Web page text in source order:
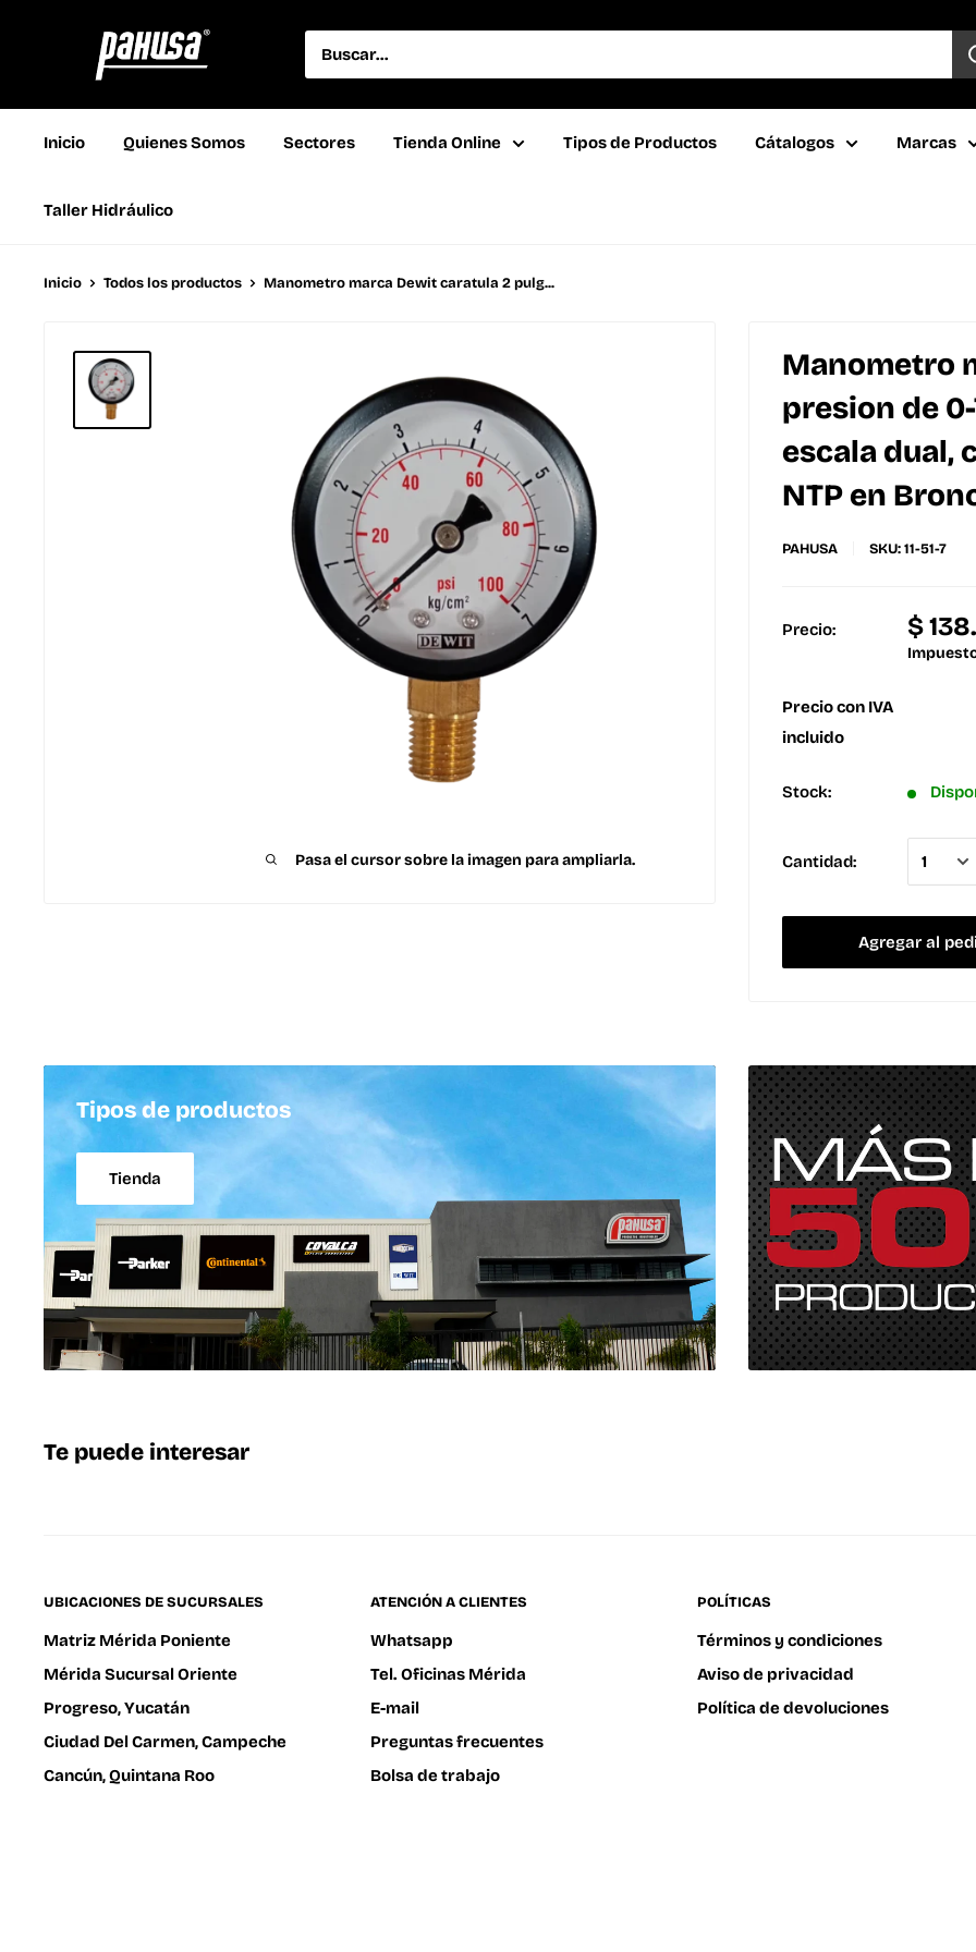
Inicio Quienes Somos Sectores Tienda Online Tipos de Productos Cátalogos Marcas
Taller Hidráulico
Inicio Todos los productos Manometro marca Dewit caratula 2 pulg...
Pasa el cursor sobre la imagen para ampliarla.
Manometro
presion de
escala dual,
NTP en
PAHUSA SKU:11-51-7
Precio: $
Precio con IVA
incluido
Stock:
Cantidad:
Agregar al
Tipos de productos
Tienda
Te puede interesar
UBICACIONES DE SUCURSALES
Matriz Mérida Poniente
Mérida Sucursal Oriente
Progreso, Yucatán
Ciudad Del Carmen, Campeche
Cancún, Quintana Roo
ATENCIÓN A CLIENTES
Whatsapp
Tel. Oficinas Mérida
E-mail
Preguntas frecuentes
Bolsa de trabajo
POLÍTICAS
Términos y condiciones
Aviso de privacidad
Política de devoluciones